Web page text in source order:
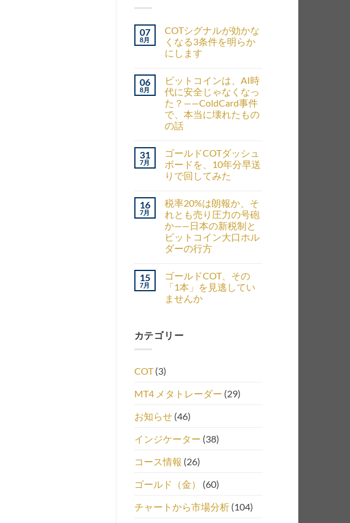
07
8月
COTシグナルが効かな
くなる3条件を明らか
にします
06
8月
ビットコインは、AI時
代に安全じゃなくなっ
た？——ColdCard事件
で、本当に壊れたもの
の話
31
7月
ゴールドCOTダッシュ
ボードを、10年分早送
りで回してみた
16
7月
税率20%は朗報か、そ
れとも売り圧力の号砲
か——日本の新税制と
ビットコイン大口ホル
ダーの行方
15
7月
ゴールドCOT、その
「1本」を見逃してい
ませんか
カテゴリー
COT(3)
MT4 メタトレーダー (29)
お知らせ(46)
インジケーター (38)
コース情報 (26)
ゴールド（金）
(60)
チャートから市場分析(104)